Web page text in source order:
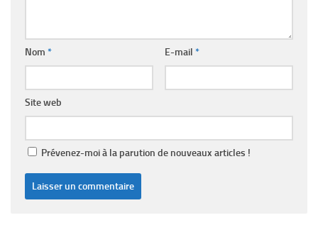
Nom * E-mail *
Site web
Prévenez-moi à la parution de nouveaux articles !